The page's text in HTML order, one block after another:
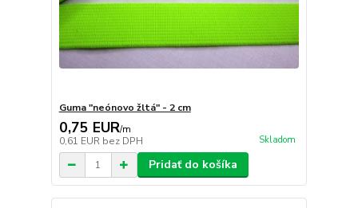
Guma "neónovo žltá" - 2 cm
0,75 EUR/m
0,61 EUR bez DPH Skladom
Pridať do košíka